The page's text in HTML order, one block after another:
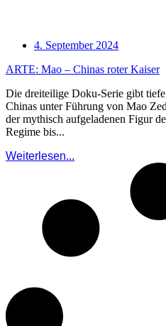
4. September 2024
ARTE: Mao – Chinas roter Kaiser
Die dreiteilige Doku-Serie gibt
Chinas unter Führung von Mao
der mythisch aufgeladenen Figur
Regime bis...
Weiterlesen...